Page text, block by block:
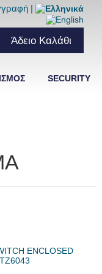
|
Άδειο Καλάθι
SECURITY